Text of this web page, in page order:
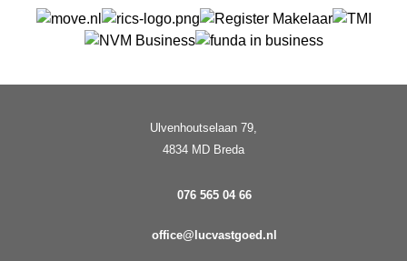
Ulvenhoutselaan 79,
4834 MD Breda
076 565 04 66
office@lucvastgoed.nl